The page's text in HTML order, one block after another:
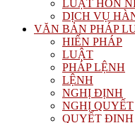
LUẬT HÔN
DỊCH VỤ
VĂN BẢN PHÁP
HIẾN PHÁP
LUẬT
PHÁP LỆNH
LỆNH
NGHỊ ĐỊNH
NGHỊ QUYẾT
QUYẾT ĐỊNH